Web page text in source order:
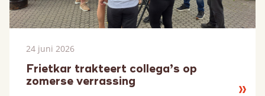
24 juni 2026
Frietkar trakteert collega’s op
zomerse verrassing
Lees